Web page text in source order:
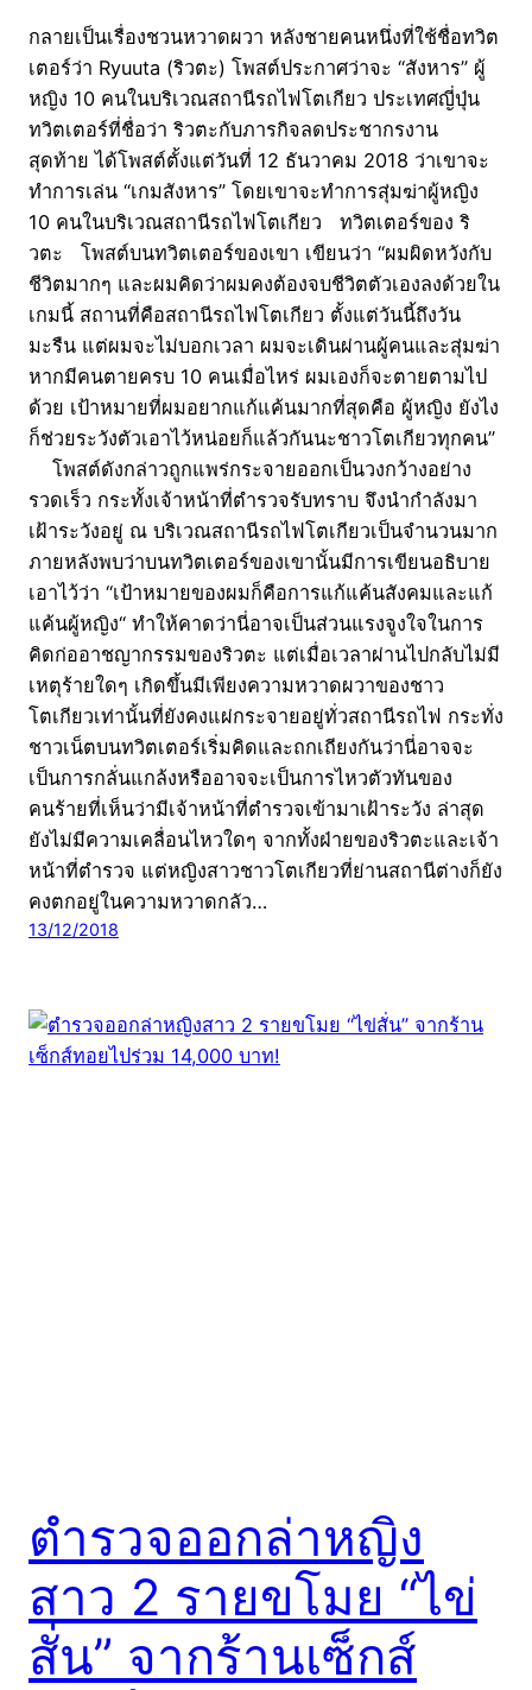
กลายเป็นเรื่องชวนหวาดผวา หลังชายคนหนึ่งที่ใช้ชื่อทวิต
เตอร์ว่า Ryuuta (ริวตะ) โพสต์ประกาศว่าจะ “สังหาร” ผู้
หญิง 10 คนในบริเวณสถานีรถไฟโตเกียว ประเทศญี่ปุ่น
ทวิตเตอร์ที่ชื่อว่า ริวตะกับภารกิจลดประชากรงาน
สุดท้าย ได้โพสต์ตั้งแต่วันที่ 12 ธันวาคม 2018 ว่าเขาจะ
ทำการเล่น “เกมสังหาร” โดยเขาจะทำการสุ่มฆ่าผู้หญิง
10 คนในบริเวณสถานีรถไฟโตเกียว ทวิตเตอร์ของ ริ
วตะ โพสต์บนทวิตเตอร์ของเขา เขียนว่า “ผมผิดหวังกับ
ชีวิตมากๆ และผมคิดว่าผมคงต้องจบชีวิตตัวเองลงด้วยใน
เกมนี้ สถานที่คือสถานีรถไฟโตเกียว ตั้งแต่วันนี้ถึงวัน
มะรืน แต่ผมจะไม่บอกเวลา ผมจะเดินผ่านผู้คนและสุ่มฆ่า
หากมีคนตายครบ 10 คนเมื่อไหร่ ผมเองก็จะตายตามไป
ด้วย เป้าหมายที่ผมอยากแก้แค้นมากที่สุดคือ ผู้หญิง ยังไง
ก็ช่วยระวังตัวเอาไว้หน่อยก็แล้วกันนะชาวโตเกียวทุกคน”
โพสต์ดังกล่าวถูกแพร่กระจายออกเป็นวงกว้างอย่าง
รวดเร็ว กระทั้งเจ้าหน้าที่ตำรวจรับทราบ จึงนำกำลังมา
เฝ้าระวังอยู่ ณ บริเวณสถานีรถไฟโตเกียวเป็นจำนวนมาก
ภายหลังพบว่าบนทวิตเตอร์ของเขานั้นมีการเขียนอธิบาย
เอาไว้ว่า “เป้าหมายของผมก็คือการแก้แค้นสังคมและแก้
แค้นผู้หญิง“ ทำให้คาดว่านี่อาจเป็นส่วนแรงจูงใจในการ
คิดก่ออาชญากรรมของริวตะ แต่เมื่อเวลาผ่านไปกลับไม่มี
เหตุร้ายใดๆ เกิดขึ้นมีเพียงความหวาดผวาของชาว
โตเกียวเท่านั้นที่ยังคงแผ่กระจายอยู่ทั่วสถานีรถไฟ กระทั่ง
ชาวเน็ตบนทวิตเตอร์เริ่มคิดและถกเถียงกันว่านี่อาจจะ
เป็นการกลั่นแกล้งหรืออาจจะเป็นการไหวตัวทันของ
คนร้ายที่เห็นว่ามีเจ้าหน้าที่ตำรวจเข้ามาเฝ้าระวัง ล่าสุด
ยังไม่มีความเคลื่อนไหวใดๆ จากทั้งฝ่ายของริวตะและเจ้า
หน้าที่ตำรวจ แต่หญิงสาวชาวโตเกียวที่ย่านสถานีต่างก็ยัง
คงตกอยู่ในความหวาดกลัว…
13/12/2018
ตำรวจออกล่าหญิง
สาว 2 รายขโมย “ไข่
สั่น” จากร้านเซ็กส์